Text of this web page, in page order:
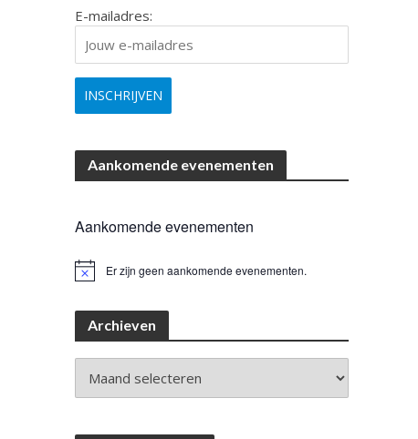
E-mailadres:
Aankomende evenementen
Aankomende evenementen
B
t
Er zijn geen aankomende evenementen.
Archieven